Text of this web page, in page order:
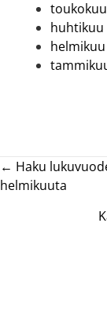
huhtikuu
Posts
← Haku
helmikuuta